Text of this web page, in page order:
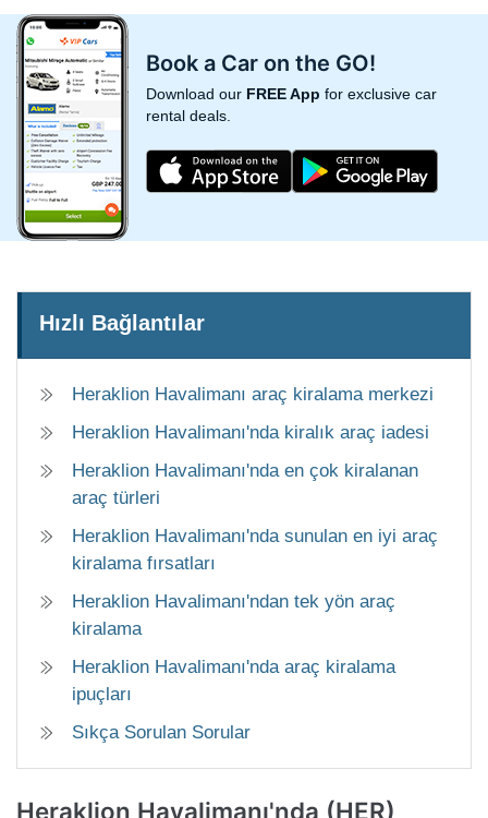
Book a Car on the GO!
Download our FREE App for exclusive car
rental deals.
Hızlı Bağlantılar
Heraklion Havalimanı araç kiralama merkezi
Heraklion Havalimanı'nda kiralık araç iadesi
Heraklion Havalimanı'nda en çok kiralanan
araç türleri
Heraklion Havalimanı'nda sunulan en iyi araç
kiralama fırsatları
Heraklion Havalimanı'ndan tek yön araç
kiralama
Heraklion Havalimanı'nda araç kiralama
ipuçları
Sıkça Sorulan Sorular
Heraklion Havalimanı'nda (HER)